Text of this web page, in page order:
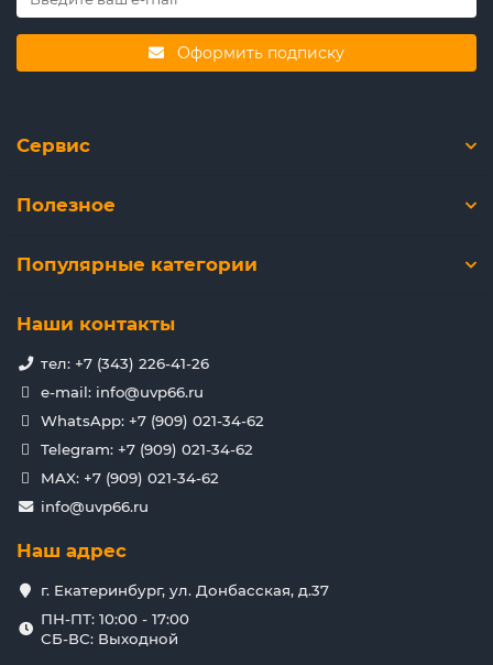
Оформить подписку
Сервис
Полезное
Популярные категории
Наши контакты
тел: +7 (343) 226-41-26
e-mail: info@uvp66.ru
WhatsApp: +7 (909) 021-34-62
Telegram: +7 (909) 021-34-62
MAX: +7 (909) 021-34-62
info@uvp66.ru
Наш адрес
г. Екатеринбург, ул. Донбасская, д.37
ПН-ПТ: 10:00 - 17:00
СБ-ВС: Выходной